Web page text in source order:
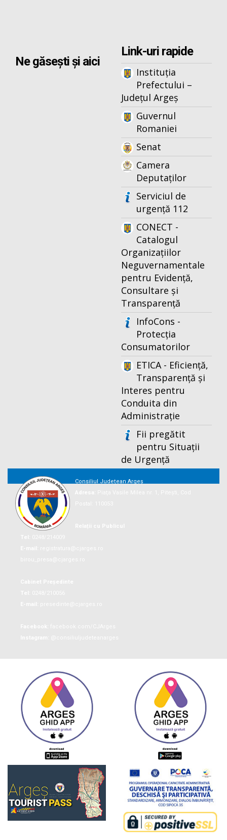
Ne găsești și aici
Link-uri rapide
Instituția
Prefectului –
Județul Argeș
Guvernul
Romaniei
Senat
Camera
Deputaților
Serviciul de
urgență 112
CONECT -
Catalogul
Organizațiilor
Neguvernamentale
pentru Evidență,
Consultare și
Transparență
InfoCons -
Protecția
Consumatorilor
ETICA - Eficiență,
Transparență și
Interes pentru
Conduita din
Administrație
Fii pregătit
pentru Situații
de Urgență
Consiliul Județean Argeș